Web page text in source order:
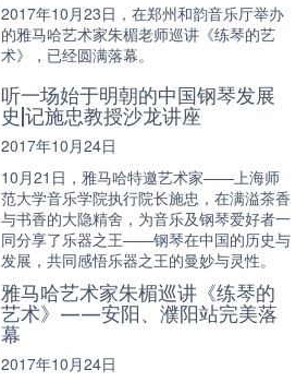
2017年10月23日，在郑州和韵音乐厅举办
的雅马哈艺术家朱楣老师巡讲《练琴的艺
术》，已经圆满落幕。
听一场始于明朝的中国钢琴发展
史|记施忠教授沙龙讲座
2017年10月24日
10月21日，雅马哈特邀艺术家——上海师
范大学音乐学院执行院长施忠，在满溢茶香
与书香的大隐精舍，为音乐及钢琴爱好者一
同分享了乐器之王——钢琴在中国的历史与
发展，共同感悟乐器之王的曼妙与灵性。
雅马哈艺术家朱楣巡讲《练琴的
艺术》——安阳、濮阳站完美落
幕
2017年10月24日